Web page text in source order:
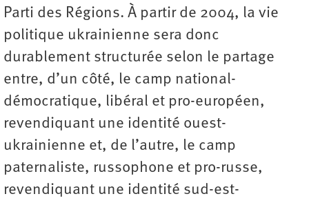
Parti des Régions. À partir de 2004, la vie
politique ukrainienne sera donc
durablement structurée selon le partage
entre, d’un côté, le camp national-
démocratique, libéral et pro-européen,
revendiquant une identité ouest-
ukrainienne et, de l’autre, le camp
paternaliste, russophone et pro-russe,
revendiquant une identité sud-est-